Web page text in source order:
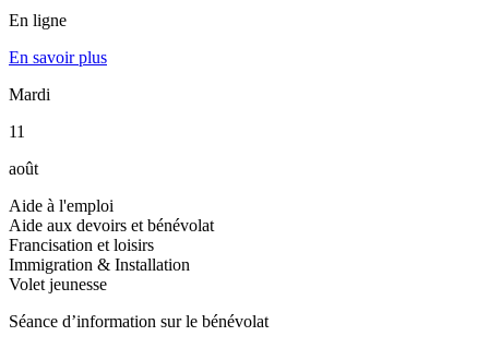
En ligne
En savoir plus
Mardi
11
août
Aide à l'emploi
Aide aux devoirs et bénévolat
Francisation et loisirs
Immigration & Installation
Volet jeunesse
Séance d’information sur le bénévolat